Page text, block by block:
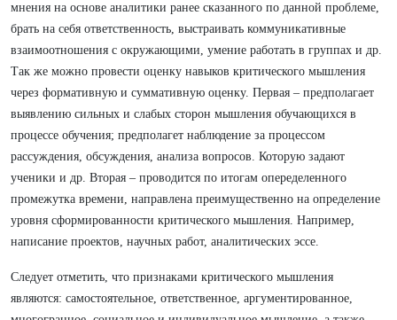
мнения на основе аналитики ранее сказанного по данной проблеме,
брать на себя ответственность, выстраивать коммуникативные
взаимоотношения с окружающими, умение работать в группах и др.
Так же можно провести оценку навыков критического мышления
через формативную и суммативную оценку. Первая – предполагает
выявлению сильных и слабых сторон мышления обучающихся в
процессе обучения; предполагет наблюдение за процессом
рассуждения, обсуждения, анализа вопросов. Которую задают
ученики и др. Вторая – проводится по итогам опеределенного
промежутка времени, направлена преимущественно на определение
уровня сформированности критического мышления. Например,
написание проектов, научных работ, аналитических эссе.
Следует отметить, что признаками критического мышления
являются: самостоятельное, ответственное, аргументированное,